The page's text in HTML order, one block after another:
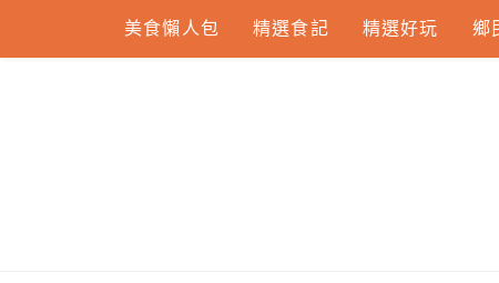
content
美食懶人包 精選食記 精選好玩 鄉